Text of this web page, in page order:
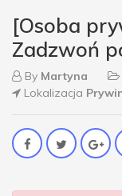
[Osoba
Zadzwoń
By Martyna
Lokalizacja